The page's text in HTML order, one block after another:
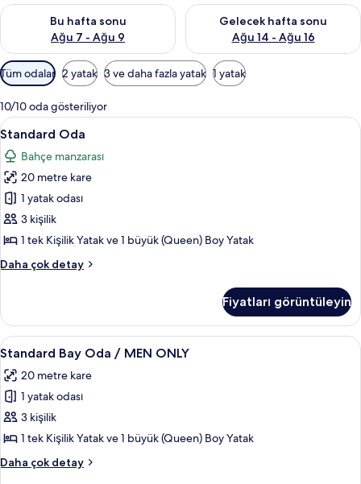
Bu hafta sonu
Ağu 7 - Ağu 9
Bu hafta sonu için müsaitliği kontrol et Ağu 7 - Ağu 9
Gelecek hafta sonu
Ağu 14 - Ağu 16
Önümüzdeki hafta sonu için
Odalar
için
mevcut
filtreler
Tüm odalar 2 yatak 3 ve daha fazla yatak 1 yatak
10/10 oda gösteriliyor
Standard
Oda
için
tüm
fotoğrafları
görün
Minibar, ses yalıtımı, ücretsiz beşik/
12
Standard Oda
Bahçe manzarası
20 metre kare
1 yatak odası
3 kişilik
1 tek Kişilik Yatak ve 1 büyük (Queen) Boy Yatak
Daha çok detay
Standard
fazla
detay
Fiyatları görüntüleyin
Standard
Bay
Oda
/
MEN
ONLY
için
tüm
Minibar, ses yalıtımı, ücretsiz beşik/
6
Standard Bay Oda / MEN ONLY
20 metre kare
1 yatak odası
3 kişilik
1 tek Kişilik Yatak ve 1 büyük (Queen) Boy Yatak
Daha çok detay
Standard